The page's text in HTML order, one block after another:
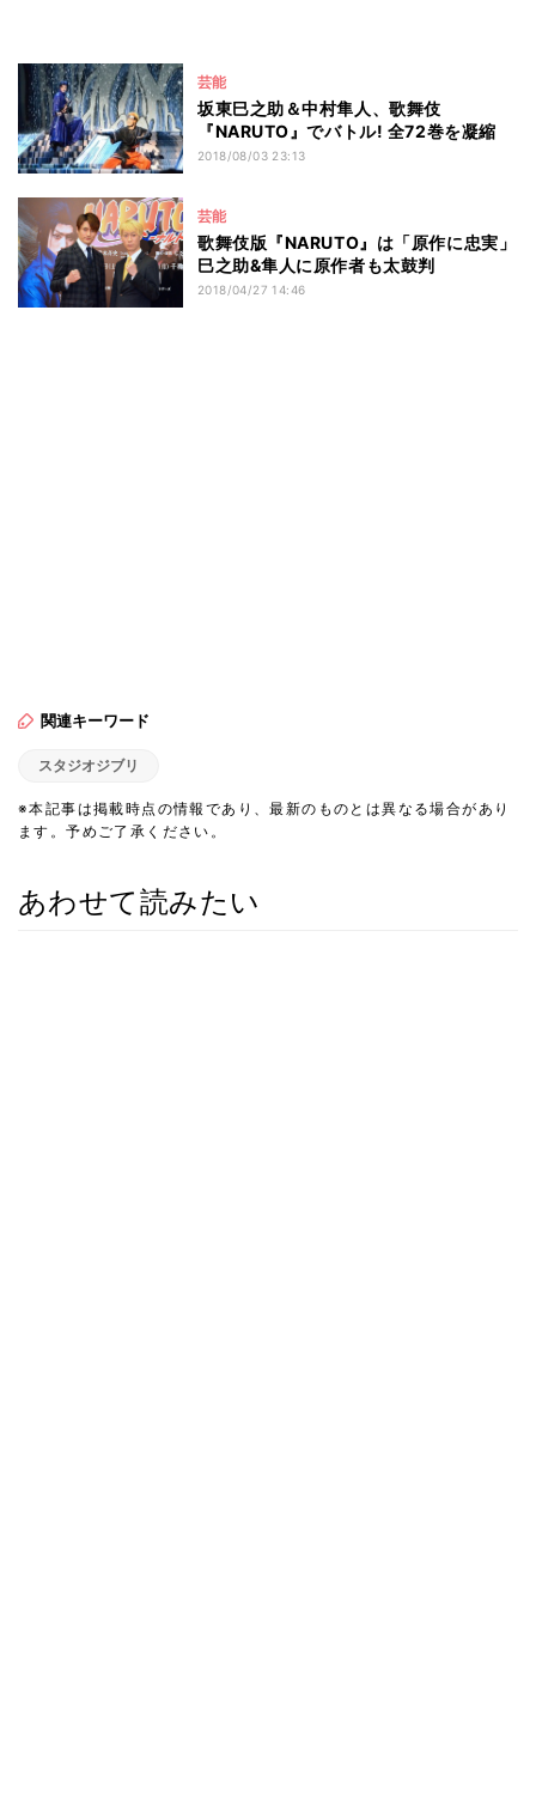
芸能
坂東巳之助＆中村隼人、歌舞伎
『NARUTO』でバトル! 全72巻を凝縮
2018/08/03 23:13
芸能
歌舞伎版『NARUTO』は「原作に忠実」
巳之助&隼人に原作者も太鼓判
2018/04/27 14:46
関連キーワード
スタジオジブリ
※本記事は掲載時点の情報であり、最新のものとは異なる場合があり
ます。予めご了承ください。
あわせて読みたい